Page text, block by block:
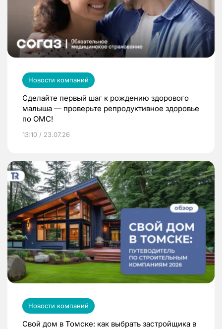
Новости компаний
Сделайте первый шаг к рождению здорового
малыша — проверьте репродуктивное здоровье
по ОМС!
13:10 / 23.07.26
Новости компаний
Свой дом в Томске: как выбрать застройщика в